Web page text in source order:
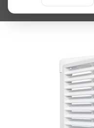
Пластиковые люки